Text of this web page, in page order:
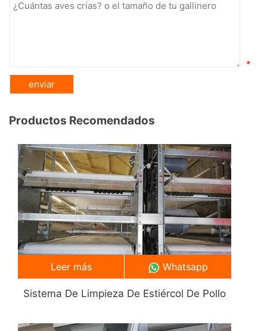
*
Productos Recomendados
Sistema De Limpieza De Estiércol De Pollo
Leer más Whatsapp